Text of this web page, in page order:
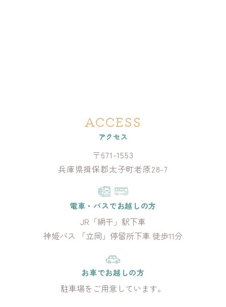
ACCESS
アクセス
〒671-1553
兵庫県揖保郡太子町老原28-7
電車・バスでお越しの方
JR「網干」駅下車
神姫バス 「立岡」停留所下車 徒歩11分
お車でお越しの方
駐車場をご用意しています。